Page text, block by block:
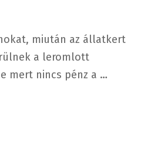
miután az állatkert
a leromlott
mert nincs pénz a …